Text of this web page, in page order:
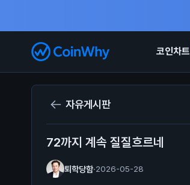
코인차트
자유게시판
72까지 계속 질질흐르네
퇴학당함·2026-05-28